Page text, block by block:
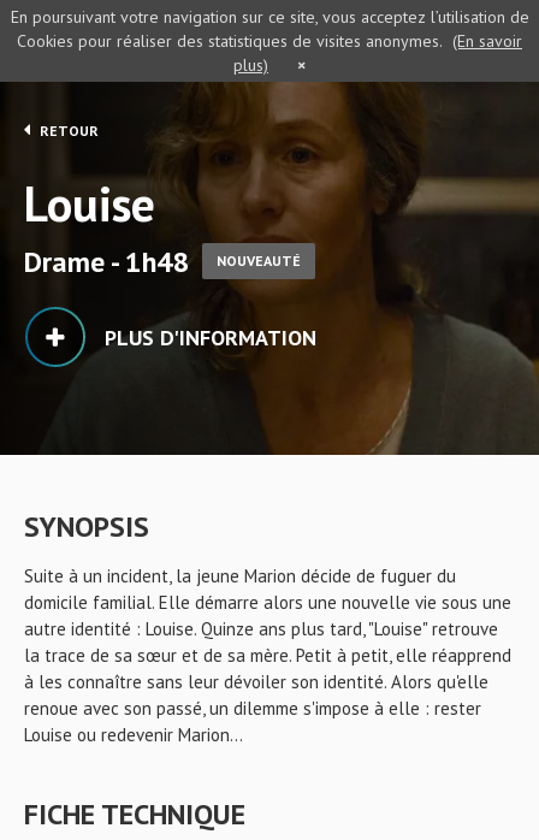
RETOUR
Louise
Drame - 1h48 NOUVEAUTÉ
PLUS D'INFORMATION
SYNOPSIS
Suite à un incident, la jeune Marion décide de fuguer du
domicile familial. Elle démarre alors une nouvelle vie sous une
autre identité : Louise. Quinze ans plus tard, "Louise" retrouve
la trace de sa sœur et de sa mère. Petit à petit, elle réapprend
à les connaître sans leur dévoiler son identité. Alors qu'elle
renoue avec son passé, un dilemme s'impose à elle : rester
Louise ou redevenir Marion…
FICHE TECHNIQUE
En poursuivant votre navigation sur ce site, vous acceptez l’utilisation de
Cookies pour réaliser des statistiques de visites anonymes. (En savoir
plus)
×